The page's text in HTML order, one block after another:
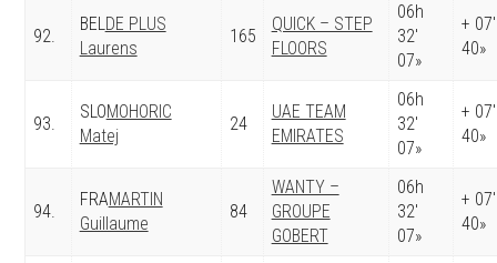
92.
BELDE PLUS
Laurens
165
QUICK – STEP
FLOORS
06h
32′
07»
+ 07′
40»
93.
SLOMOHORIC
Matej
24
UAE TEAM
EMIRATES
06h
32′
07»
+ 07′
40»
94.
FRAMARTIN
Guillaume
84
WANTY –
GROUPE
GOBERT
06h
32′
07»
+ 07′
40»